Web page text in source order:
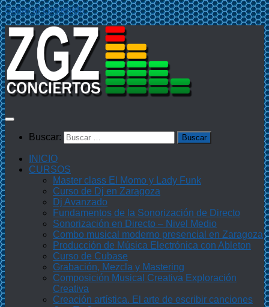
Saltar al contenido
Buscar:
INICIO
CURSOS
Master class El Momo y Lady Funk
Curso de Dj en Zaragoza
Dj Avanzado
Fundamentos de la Sonorización de Directo
Sonorización en Directo – Nivel Medio
Combo musical moderno presencial en Zaragoza
Producción de Música Electrónica con Ableton
Curso de Cubase
Grabación, Mezcla y Mastering
Composición Musical Creativa Exploración
Creativa
Creación artística. El arte de escribir canciones